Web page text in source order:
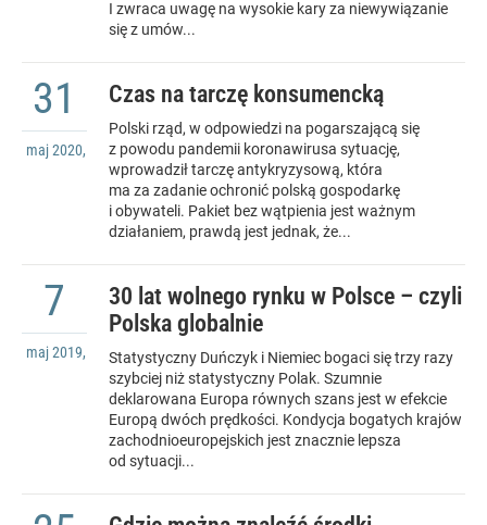
I zwraca uwagę na wysokie kary za niewywiązanie
się z umów...
Czas na tarczę konsumencką
31
maj2020,
Polski rząd, w odpowiedzi na pogarszającą się
z powodu pandemii koronawirusa sytuację,
wprowadził tarczę antykryzysową, która
ma za zadanie ochronić polską gospodarkę
i obywateli. Pakiet bez wątpienia jest ważnym
działaniem, prawdą jest jednak, że...
30 lat wolnego rynku w Polsce – czyli
Polska globalnie
7
maj2019,
Statystyczny Duńczyk i Niemiec bogaci się trzy razy
szybciej niż statystyczny Polak. Szumnie
deklarowana Europa równych szans jest w efekcie
Europą dwóch prędkości. Kondycja bogatych krajów
zachodnioeuropejskich jest znacznie lepsza
od sytuacji...